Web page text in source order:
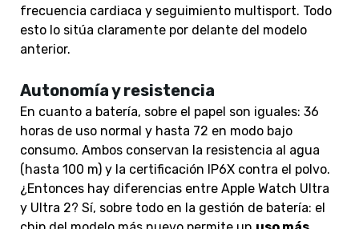
frecuencia cardiaca y seguimiento multisport. Todo
esto lo sitúa claramente por delante del modelo
anterior.
Autonomía y resistencia
En cuanto a batería, sobre el papel son iguales: 36
horas de uso normal y hasta 72 en modo bajo
consumo. Ambos conservan la resistencia al agua
(hasta 100 m) y la certificación IP6X contra el polvo.
¿Entonces hay diferencias entre Apple Watch Ultra
y Ultra 2? Sí, sobre todo en la gestión de batería: el